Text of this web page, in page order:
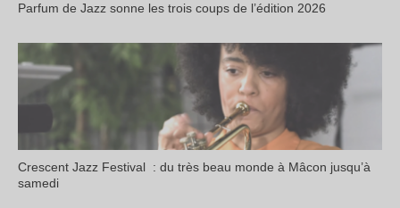
Parfum de Jazz sonne les trois coups de l’édition 2026
Crescent Jazz Festival : du très beau monde à Mâcon jusqu’à
samedi